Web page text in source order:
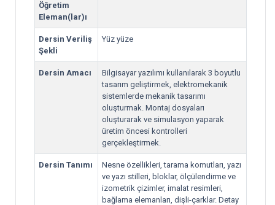
Öğretim
Eleman(lar)ı
Dersin Veriliş
Şekli
Yüz yüze
Dersin Amacı
Bilgisayar yazılımı kullanılarak 3 boyutlu
tasarım geliştirmek, elektromekanik
sistemlerde mekanik tasarımı
oluşturmak. Montaj dosyaları
oluşturarak ve simulasyon yaparak
üretim öncesi kontrolleri
gerçekleştirmek.
Dersin Tanımı
Nesne özellikleri, tarama komutları, yazı
ve yazı stilleri, bloklar, ölçülendirme ve
izometrik çizimler, imalat resimleri,
bağlama elemanları, dişli-çarklar. Detay